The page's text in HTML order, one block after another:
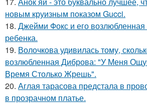
новым круизным показом Gucci.
18. Джейми Фокс и его возлюбленная
ребенка.
19. Волочкова удивилась тому,
возлюбленная Диброва: "У Меня
Время Столько Жрешь".
20. Аглая тарасова предстала в
в прозрачном платье.